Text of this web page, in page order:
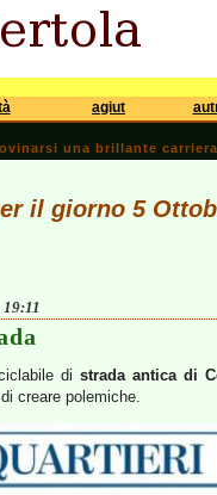
agiut
una brillante
il giorno 5
distrada antica di
creare polemiche.